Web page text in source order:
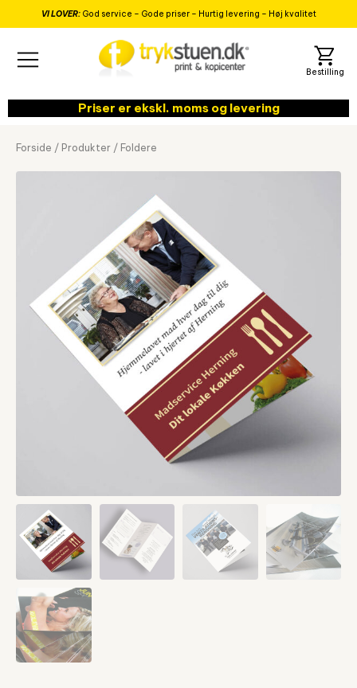
VI LOVER:God service – Gode priser – Hurtig levering – Høj kvalitet
Priser er ekskl. moms og levering
Forside / Produkter / Foldere